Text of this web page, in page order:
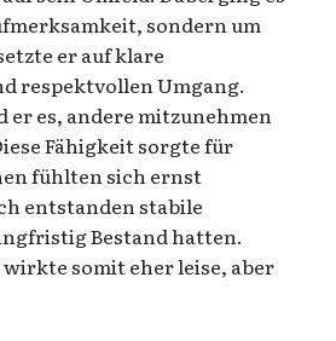
sondern um
er auf klare
respektvollen Umgang.
er es, andere mitzunehmen
Fähigkeit sorgte für
fühlten sich ernst
entstanden stabile
Bestand hatten.
somit eher leise, aber